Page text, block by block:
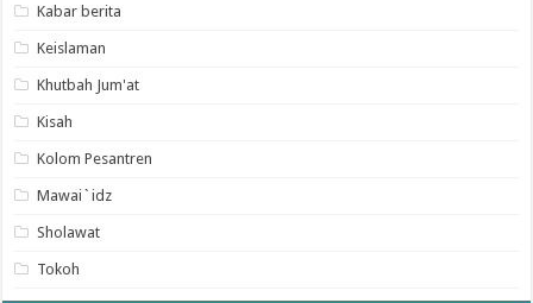
Kabar berita
Keislaman
Khutbah Jum'at
Kisah
Kolom Pesantren
Mawai`idz
Sholawat
Tokoh